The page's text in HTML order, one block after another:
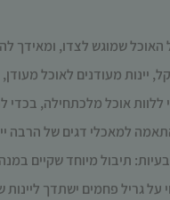
שמוגש לצדו, ומאידך
מעודנים לאוכל
ללוות אוכל מלכתחילה,
למאכלי דגים של הרבה
תיבול מיוחד שקיים
על גריל פחמים ישתדך